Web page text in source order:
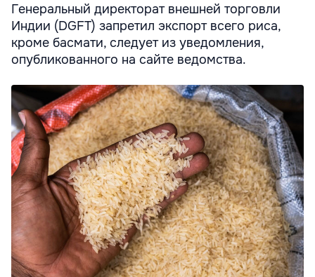
Генеральный директорат внешней торговли
Индии (DGFT) запретил экспорт всего риса,
кроме басмати, следует из уведомления,
опубликованного на сайте ведомства.